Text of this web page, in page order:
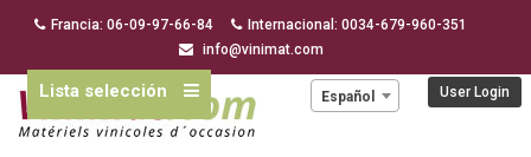
Francia: 06-09-97-66-84
Internacional: 0034-679-960-351
info@vinimat.com
Lista selección Español User Login